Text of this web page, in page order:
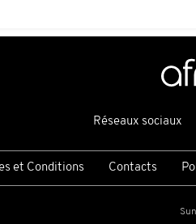
Réseaux sociaux
et Conditions Contacts